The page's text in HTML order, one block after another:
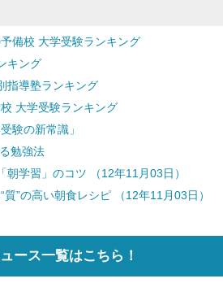
備校 大学受験ランキング
キング
指導塾ランキング
大学受験ランキング
験の新常識」
勉強法
学習」のコツ （12年11月03日）
”の高い朝食レシピ （12年11月03日）
ース一覧はこちら！